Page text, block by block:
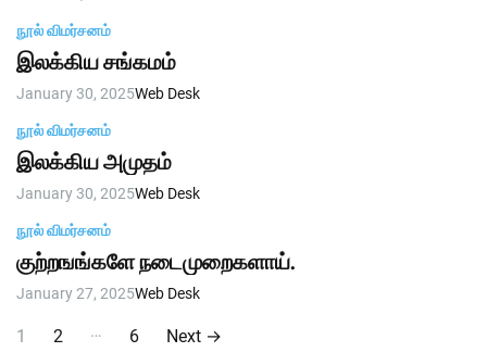
நூல் விமர்சனம்
இலக்கிய சங்கமம்
January 30, 2025Web Desk
நூல் விமர்சனம்
இலக்கிய அமுதம்
January 30, 2025Web Desk
நூல் விமர்சனம்
குற்றஙங்களே நடைமுறைகளாய்.
January 27, 2025Web Desk
P
1 2 … 6 Next →